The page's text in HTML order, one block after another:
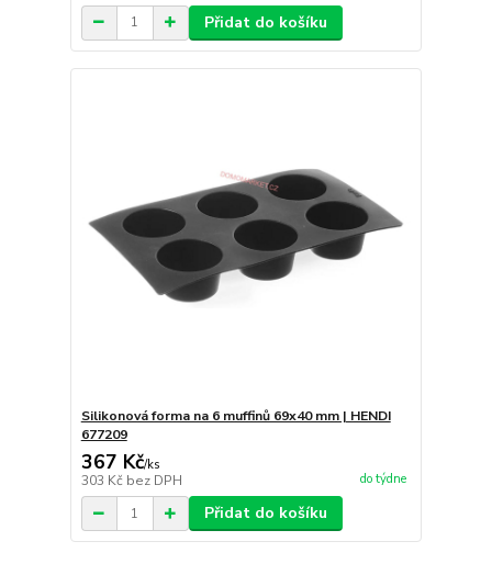
Přidat do košíku
Silikonová forma na 6 muffinů 69x40 mm | HENDI
677209
367 Kč/ks
303 Kč bez DPH do týdne
Přidat do košíku